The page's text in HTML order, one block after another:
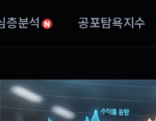
층분석 N 공포탐욕지수